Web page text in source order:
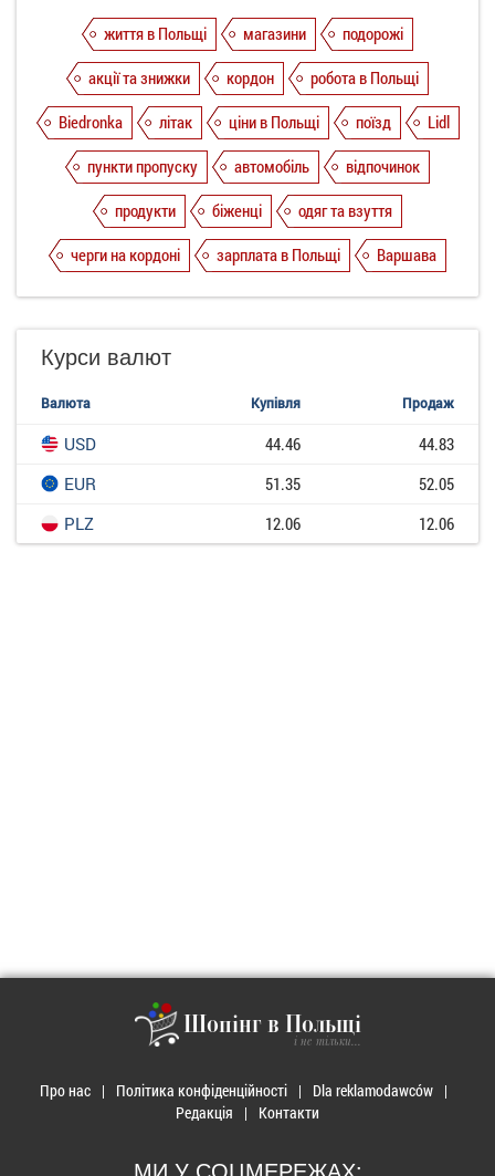
життя в Польщі магазини
подорожі
акції та знижки
кордон
робота в Польщі
Biedronka
літак ціни в Польщі поїзд
Lidl
пункти пропуску
автомобіль
відпочинок
продукти
біженці
одяг та взуття
черги на кордоні
зарплата в Польщі Варшава
Курси валют
Валюта Купівля Продаж
USD 44.46
44.83
EUR
51.35
52.05
PLZ
12.06 12.06
Шопінг в Польщі
і не тільки...
Про нас Політика конфіденційності
Dla reklamodawców
Редакція
Контакти